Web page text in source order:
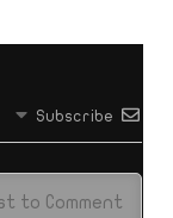
Subscribe